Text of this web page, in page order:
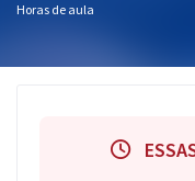
Aprovados
Horas de aula